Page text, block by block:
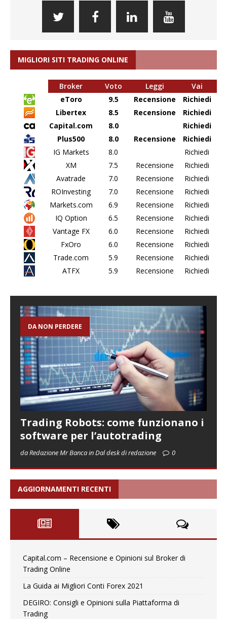
MIGLIORI SITI TRADING ONLINE
Broker Voto Leggi
Vai
eToro
9.5 Recensione
Richiedi
Libertex
8.5 Recensione
Richiedi
Capital.com
8.0
Richiedi
Plus500
8.0 Recensione
Richiedi
IG Markets
8.0
Richiedi
XM
7.5 Recensione
Richiedi
Avatrade
7.0 Recensione
Richiedi
ROInvesting
7.0 Recensione
Richiedi
Markets.com
6.9 Recensione
Richiedi
IQ Option
6.5 Recensione
Richiedi
Vantage FX
6.0 Recensione
Richiedi
FxOro
6.0 Recensione
Richiedi
Trade.com
5.9 Recensione
Richiedi
ATFX
5.9 Recensione Richiedi
DA NON PERDERE
Trading Robots: come funzionano i
software per l’autotrading
da Redazione Mr Banca in Dal desk di redazione 0
AGGIORNAMENTI RECENTI
Capital.com – Recensione e Opinioni sul Broker di
Trading Online
La Guida ai Migliori Conti Forex 2021
DEGIRO: Consigli e Opinioni sulla Piattaforma di
Trading